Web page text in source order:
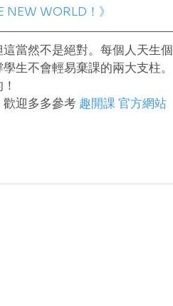
NEW WORLD！》
當然不是絕對。每個人天生個
生不會輕易棄課的兩大支柱。
迎多多參考 趣開課 官方網站